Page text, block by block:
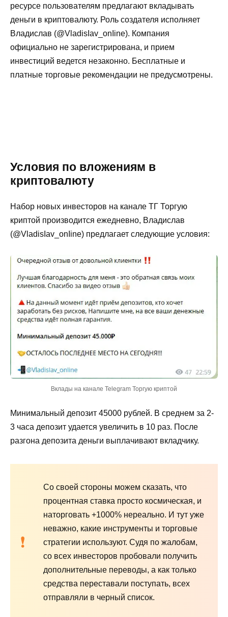
ресурсе пользователям предлагают вкладывать
деньги в криптовалюту. Роль создателя исполняет
Владислав (@VladisIav_onIine). Компания
официально не зарегистрирована, и прием
инвестиций ведется незаконно. Бесплатные и
платные торговые рекомендации не предусмотрены.
Условия по вложениям в
криптовалюту
Набор новых инвесторов на канале ТГ Торгую
криптой производится ежедневно, Владислав
(@VladisIav_onIine) предлагает следующие условия:
Вклады на канале Telegram Торгую криптой
Минимальный депозит 45000 рублей. В среднем за 2-
3 часа депозит удается увеличить в 10 раз. После
разгона депозита деньги выплачивают вкладчику.
Со своей стороны можем сказать, что
процентная ставка просто космическая, и
наторговать +1000% нереально. И тут уже
неважно, какие инструменты и торговые
стратегии используют. Судя по жалобам,
со всех инвесторов пробовали получить
дополнительные переводы, а как только
средства переставали поступать, всех
отправляли в черный список.